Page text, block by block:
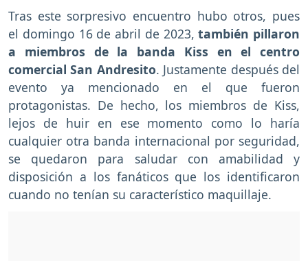
Tras este sorpresivo encuentro hubo otros, pues
el domingo 16 de abril de 2023, también pillaron
a miembros de la banda Kiss en el centro
comercial San Andresito. Justamente después del
evento ya mencionado en el que fueron
protagonistas. De hecho, los miembros de Kiss,
lejos de huir en ese momento como lo haría
cualquier otra banda internacional por seguridad,
se quedaron para saludar con amabilidad y
disposición a los fanáticos que los identificaron
cuando no tenían su característico maquillaje.